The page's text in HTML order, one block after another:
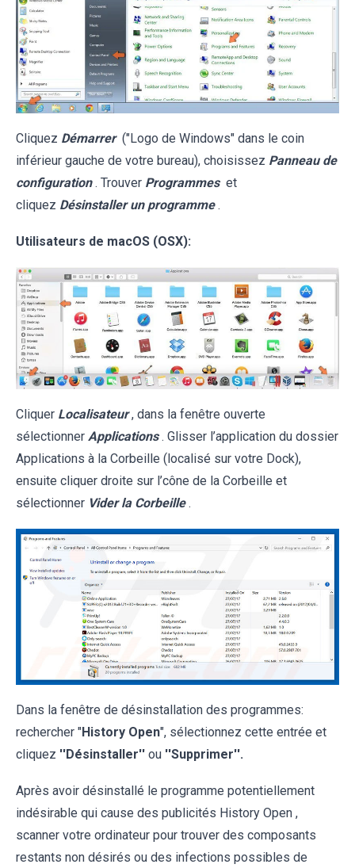
Cliquez Démarrer ("Logo de Windows" dans le coin
inférieur gauche de votre bureau), choisissez Panneau de
configuration . Trouver Programmes et
cliquez Désinstaller un programme .
Utilisateurs de macOS (OSX):
Cliquer Localisateur , dans la fenêtre ouverte
sélectionner Applications . Glisser l’application du dossier
Applications à la Corbeille (localisé sur votre Dock),
ensuite cliquer droite sur l’cône de la Corbeille et
sélectionner Vider la Corbeille .
Dans la fenêtre de désinstallation des programmes:
rechercher "History Open", sélectionnez cette entrée et
cliquez ''Désinstaller'' ou ''Supprimer''.
Après avoir désinstallé le programme potentiellement
indésirable qui cause des publicités History Open ,
scanner votre ordinateur pour trouver des composants
restants non désirés ou des infections possibles de